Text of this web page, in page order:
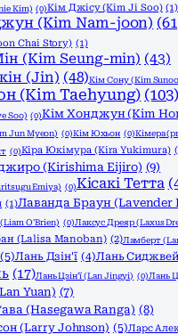
Kim) (0)Кім Джісу (Kim Ji Soo) (1)
(Kim Nam-joon)
Chai Story) (1)
(Kim Seung-min) (43)
(Jin) (48)Кім Сону (Kim
(Kim Taehyung) (103)
Soo) (0)Кім Хонджун (Kim
Jun Myeon) (0)Кім Юхьон (0)Кімера
(0)Кіра Юкімура (Kira Yukimura)
(Kirishima Eijiro) (9)
Emiya) (0)Кісакі Тетта
(1)Лаванда Браун (Lavender
O'Brien) (0)Лаксус Дреяр (Laxus
(Lalisa Manoban) (2)Ламберт
(5)Лань Дзін'ї (4)Лань Сиджвей
(17)Лань Цзін'ї (Lan Jingyi) (0)Лань
Yuan) (7)
(Hasegawa Ranga) (8)
(Larry Johnson) (5)Ларс